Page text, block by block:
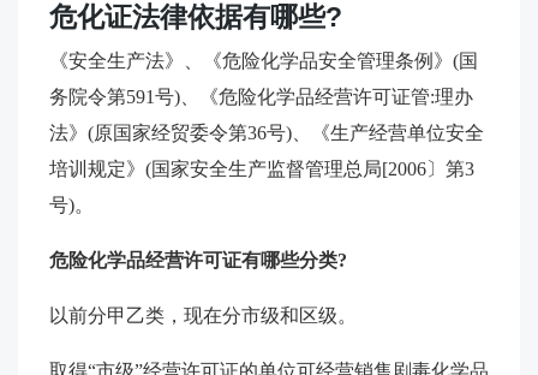
危化证法律依据有哪些?
《安全生产法》、《危险化学品安全管理条例》(国
务院令第591号)、《危险化学品经营许可证管:理办
法》(原国家经贸委令第36号)、《生产经营单位安全
培训规定》(国家安全生产监督管理总局[2006〕第3
号)。
危险化学品经营许可证有哪些分类?
以前分甲乙类，现在分市级和区级。